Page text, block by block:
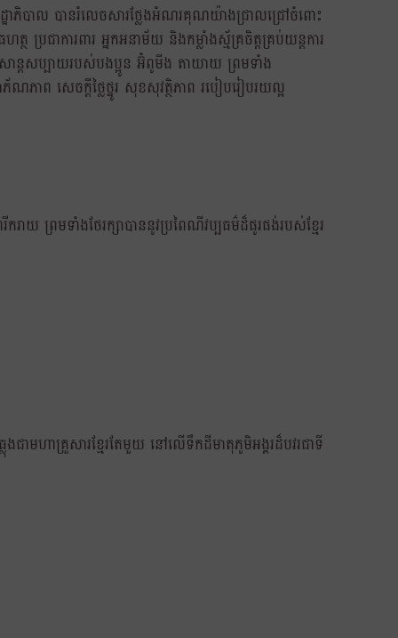
ដ្ឋាភិបាល បានរំលេចសារថ្លែងអំណរគុណយ៉ាងជ្រាលជ្រៅចំពោះ
ប្រជាការពារ អ្នកអនាម័យ និងកម្លាំងស្ម័គ្រចិត្តគ្រប់យន្តការ
ាន្តសប្បាយរបស់បងប្អូន អ៊ំពូមីង តាយាយ ព្រមទាំង
ាព សេចក្តីថ្លៃថ្នូរ សុខសុវត្ថិភាព របៀបរៀបរយល្អ
ព្រមទាំងថែរក្សាបាននូវប្រពៃណីវប្បធម៌ដ៏ផូរផង់របស់ខ្មែរ
ាមហាគ្រួសារខ្មែរតែមួយ នៅលើទឹកដីមាតុភូមិអង្គរដ៏បវរជាទី